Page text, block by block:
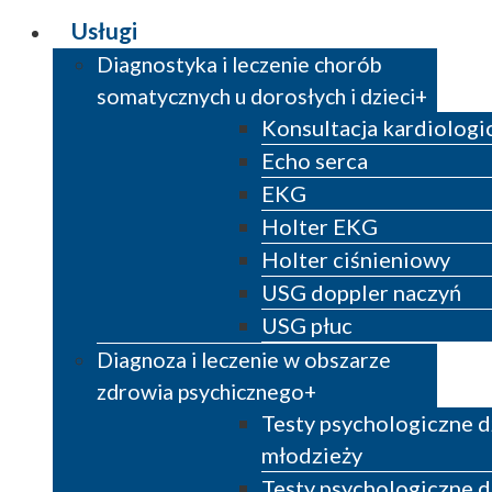
Usługi
Diagnostyka i leczenie chorób
somatycznych u dorosłych i dzieci
Konsultacja
Echo serca
EKG
Holter EKG
Holter ciśnieniowy
USG doppler naczyń
USG płuc
Diagnoza i leczenie w obszarze
zdrowia psychicznego
Testy psychologiczne
młodzieży